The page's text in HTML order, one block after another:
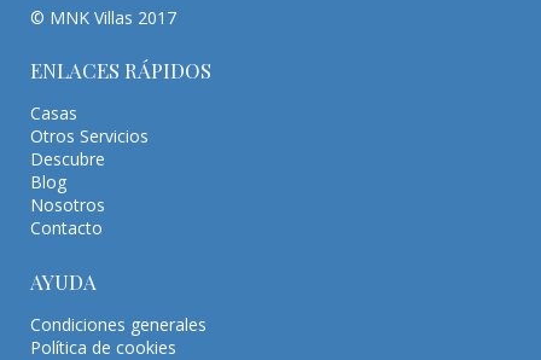
© MNK Villas 2017
ENLACES RÁPIDOS
Casas
Otros Servicios
Descubre
Blog
Nosotros
Contacto
AYUDA
Condiciones generales
Política de cookies